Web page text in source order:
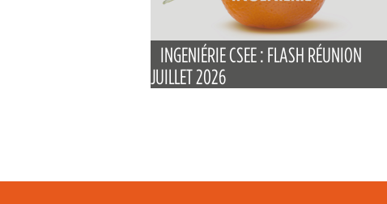
INGENIÉRIE CSEE : FLASH RÉUNION
JUILLET 2026